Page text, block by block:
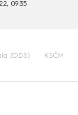
09:35
(ODS) KSČM